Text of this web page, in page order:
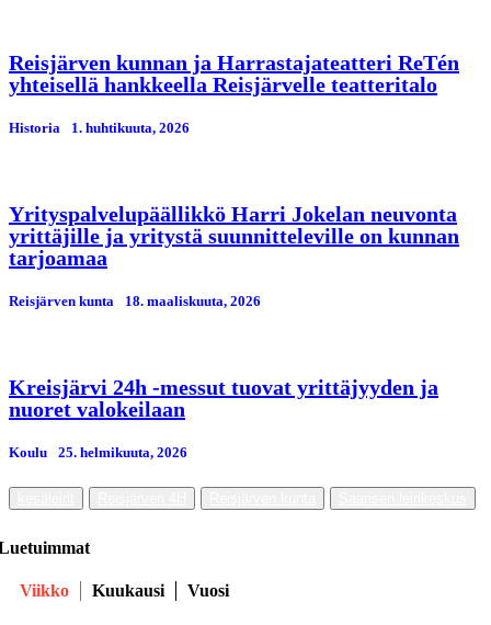
Reisjärven kunnan ja Harrastajateatteri ReTén
yhteisellä hankkeella Reisjärvelle teatteritalo
Historia 1. huhtikuuta, 2026
Yrityspalvelupäällikkö Harri Jokelan neuvonta
yrittäjille ja yritystä suunnitteleville on kunnan
tarjoamaa
Reisjärven kunta 18. maaliskuuta, 2026
Kreisjärvi 24h -messut tuovat yrittäjyyden ja
nuoret valokeilaan
Koulu 25. helmikuuta, 2026
Viikko Kuukausi Vuosi